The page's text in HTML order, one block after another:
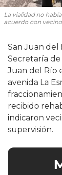
La vialidad no
acuerdo con
San Juan del
Secretaría de
Juan del Río
avenida La
recibido
indicaron
supervisión.